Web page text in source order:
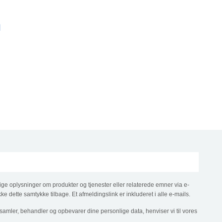
oplysninger om produkter og tjenester eller relaterede emner via e-
dette samtykke tilbage. Et afmeldingslink er inkluderet i alle e-mails.
behandler og opbevarer dine personlige data, henviser vi til vores